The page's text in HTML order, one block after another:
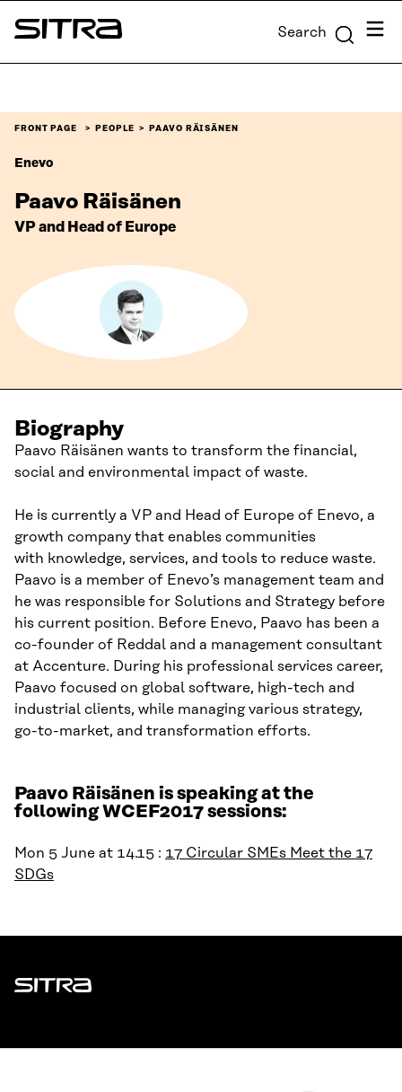
Skip to
content
Sitra Search Menu
FRONT PAGE PEOPLE PAAVO RÄISÄNEN
Enevo
Paavo Räisänen
VP and Head of Europe
Biography
Paavo Räisänen wants to transform the financial,
social and environmental impact of waste.
He is currently a VP and Head of Europe of Enevo, a
growth company that enables communities
with knowledge, services, and tools to reduce waste.
Paavo is a member of Enevo’s management team and
he was responsible for Solutions and Strategy before
his current position. Before Enevo, Paavo has been a
co-founder of Reddal and a management consultant
at Accenture. During his professional services career,
Paavo focused on global software, high-tech and
industrial clients, while managing various strategy,
go-to-market, and transformation efforts.
Paavo Räisänen is speaking at the
following WCEF2017 sessions:
Mon 5 June at 14.15 : 17 Circular SMEs Meet the 17
SDGs
Sitra